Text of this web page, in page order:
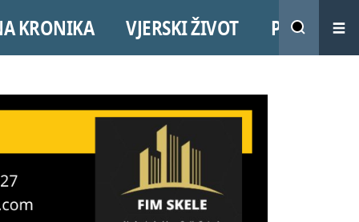
KRONIKA VJERSKI ŽIVOT PROMO